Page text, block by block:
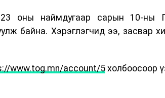
оны наймдугаар сарын 10-ны
байна. Хэрэглэгчид ээ, засвар
www.tog.mn/account/5 холбоосоор